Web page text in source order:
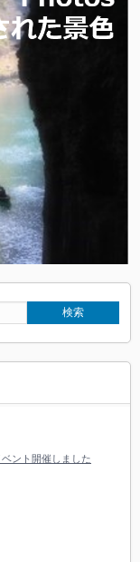
ント開催しました